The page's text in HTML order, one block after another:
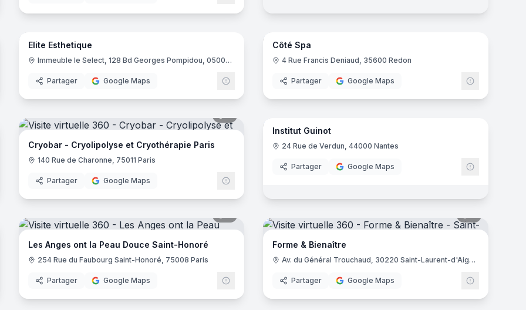
7panoramas
Elite Esthetique
Immeuble le Select, 128 Bd Georges Pompidou, 05000 Gap
Partager Google Maps
8panoramas
Côté Spa
4 Rue Francis Deniaud, 35600 Redon
Partager Google Maps
Cryobar - Cryolipolyse et Cryothérapie Paris
140 Rue de Charonne, 75011 Paris
Partager Google Maps
15panoramas
Institut Guinot
24 Rue de Verdun, 44000 Nantes
Partager Google Maps
Les Anges ont la Peau Douce Saint-Honoré
254 Rue du Faubourg Saint-Honoré, 75008 Paris
Partager Google Maps
Forme & Bienaître
Av. du Général Trouchaud, 30220 Saint-Laurent-d'Aigouze
Partager Google Maps
36